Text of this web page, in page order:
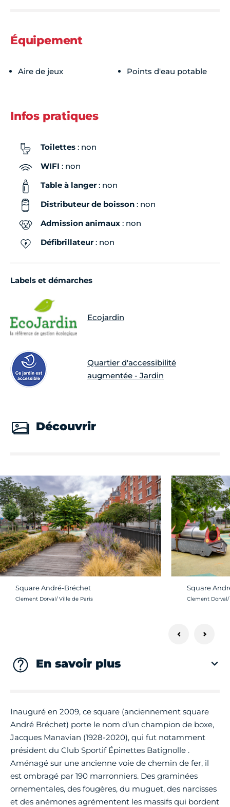
Équipement
Aire de jeux Points d'eau potable
Infos pratiques
Toilettes : non
WIFI : non
Table à langer: non
Distributeur de boisson : non
Admission animaux : non
Défibrillateur: non
Labels et démarches
Ecojardin
Quartier d'accessibilité
augmentée - Jardin
Découvrir
Square André-Bréchet
Crédit photo :
Clement Dorval/ Ville de Paris
Square
Crédit photo :
Clement
En savoir plus
Inauguré en 2009, ce square (anciennement square
André Bréchet) porte le nom d’un champion de boxe,
Jacques Manavian (1928-2020), qui fut notamment
président du Club Sportif Épinettes Batignolle .
Aménagé sur une ancienne voie de chemin de fer, il
est ombragé par 190 marronniers. Des graminées
ornementales, des fougères, du muguet, des narcisses
et des anémones agrémentent les massifs qui bordent